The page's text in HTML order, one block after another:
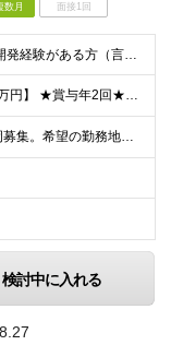
数月 面接1回
◆学歴不問 ◆何かしらの開発経験がある方（言語不問） ＜以下のような方を歓迎します＞ ◎自社プロダクト開発に携わりたい方 ◎新しいサービスの企画から挑戦してみたい方 ◎これまでの経験を活かし管理職を
【想定年収460万円～620万円】 ★賞与年2回★勤務地手当あり 月給30万円～41万円 ＜各種手当＞ ■勤務地手当（東京2万円／月、大阪1万円／月、名古屋5000円／月） ■通勤手当（月額5万円ま
＜東京・愛知・大阪・福岡募集。希望の勤務地で働けます＞ 希望通りの配属＆転勤も基本なし！ 「プロジェクト人員の枠を広げたい」などといった、 会社からの強制的な異動・出向依頼はありません。 ■東京オフ
検討中に入れる